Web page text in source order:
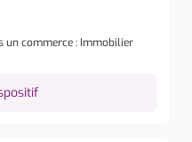
un commerce : Immobilier